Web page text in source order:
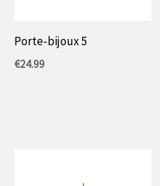
Porte-bijoux 5
€24.99